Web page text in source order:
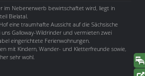
im Nebenerwerb bewirtschaftet wird, liegt in
Bielatal.
eine traumhafte Aussicht auf die Sächsische
Galloway-Wildrinder und vermieten zwei
eingerichtete Ferienwohnungen.
mit Kindern, Wander- und Kletterfreunde sowie,
sehr wohl.